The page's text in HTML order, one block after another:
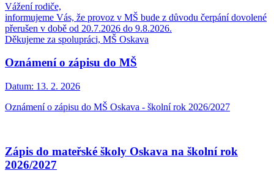
Vážení rodiče,
informujeme Vás, že provoz v MŠ bude z důvodu čerpání dovolené
přerušen v době od 20.7.2026 do 9.8.2026.
Děkujeme za spolupráci, MŠ Oskava
Oznámení o zápisu do MŠ
Datum: 13. 2. 2026
Oznámení o zápisu do MŠ Oskava - školní rok 2026/2027
Zápis do mateřské školy Oskava na školní rok
2026/2027